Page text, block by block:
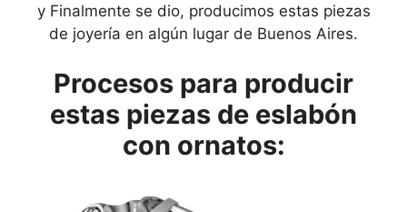
y Finalmente se dio, producimos estas piezas
de joyería en algún lugar de Buenos Aires.
Procesos para producir
estas piezas de eslabón
con ornatos: